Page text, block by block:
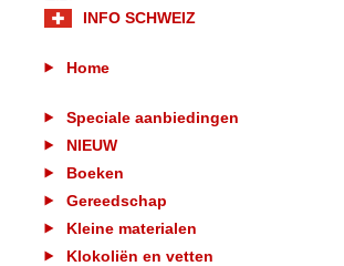
INFO SCHWEIZ
Home
Speciale aanbiedingen
NIEUW
Boeken
Gereedschap
Kleine materialen
Klokoliën en vetten